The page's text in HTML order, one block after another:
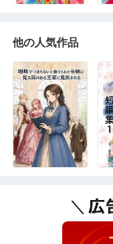
他の人気作品